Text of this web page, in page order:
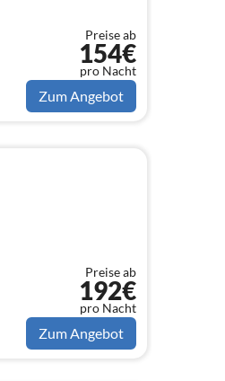
Preise ab
154€
pro Nacht
Zum Angebot
Preise ab
192€
pro Nacht
Zum Angebot